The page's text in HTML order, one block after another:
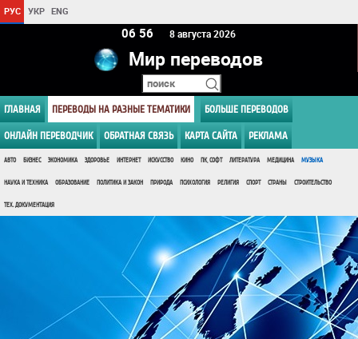
РУС УКР ENG
06:56 8 августа 2026
Мир переводов
ГЛАВНАЯ ПЕРЕВОДЫ НА РАЗНЫЕ ТЕМАТИКИ БОЛЬШЕ ПЕРЕВОДОВ
ОНЛАЙН ПЕРЕВОДЧИК ОБРАТНАЯ СВЯЗЬ КАРТА САЙТА РЕКЛАМА
АВТО БИЗНЕС ЭКОНОМИКА ЗДОРОВЬЕ ИНТЕРНЕТ ИСКУССТВО КИНО ПК, СОФТ ЛИТЕРАТУРА МЕДИЦИНА МУЗЫКА
НАУКА И ТЕХНИКА ОБРАЗОВАНИЕ ПОЛИТИКА И ЗАКОН ПРИРОДА ПСИХОЛОГИЯ РЕЛИГИЯ СПОРТ СТРАНЫ СТРОИТЕЛЬСТВО
ТЕХ. ДОКУМЕНТАЦИЯ